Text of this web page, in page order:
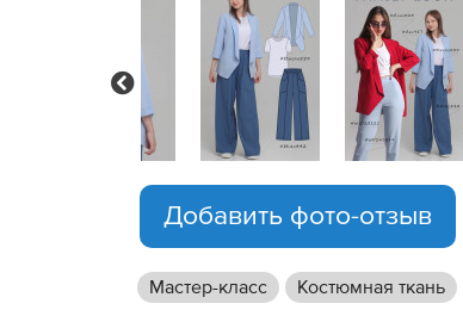
Previous
Добавить фото-отзыв
Мастер-класс Костюмная ткань